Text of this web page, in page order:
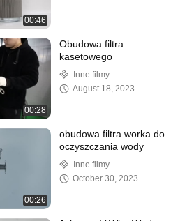
00:46
00:28
Obudowa filtra
kasetowego
Inne filmy
August 18, 2023
00:26
obudowa filtra worka do
oczyszczania wody
Inne filmy
October 30, 2023